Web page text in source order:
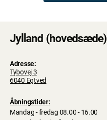
Jylland (hovedsæde)
Adresse:
Tybovej 3
6040 Egtved
Åbningstider:
Mandag - fredag 08.00 - 16.00